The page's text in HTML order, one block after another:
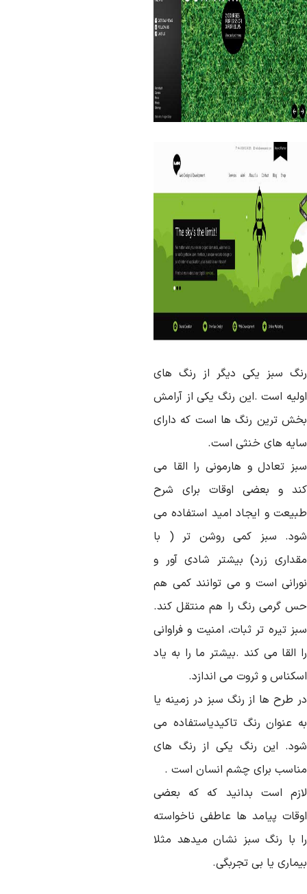
سبز یکی دیگر از رنگ های
است .این رنگ یکی از آرامش
ترین رنگ ها است که دارای
های خنثی است.
تعادل و هارمونی را القا می
و بعضی اوقات برای شرح
و ایجاد امید استفاده می
سبز کمی روشن تر ( با
زرد) بیشتر شادی آور و
است و می توانند کمی هم
گرمی رنگ را هم منتقل کند.
تیره تر ثبات، امنیت و فراوانی
القا می کند .بیشتر ما را به یاد
و ثروت می اندازد.
طرح ها از رنگ سبز در زمینه یا
عنوان رنگ تاکیدیاستفاده می
این رنگ یکی از رنگ های
برای چشم انسان است .
است بدانید که که بعضی
پیامد ها عاطفی ناخواسته
با رنگ سبز نشان میدهد مثلا
یا بی تجربگی.